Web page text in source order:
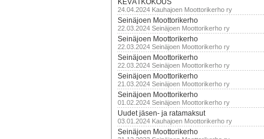
KEVÄTKOKOUS
24.04.2024 Kauhajoen Moottorikerho ry
Seinäjoen Moottorikerho
22.03.2024 Seinäjoen Moottorikerho ry
Seinäjoen Moottorikerho
22.03.2024 Seinäjoen Moottorikerho ry
Seinäjoen Moottorikerho
22.03.2024 Seinäjoen Moottorikerho ry
Seinäjoen Moottorikerho
21.03.2024 Seinäjoen Moottorikerho ry
Seinäjoen Moottorikerho
01.02.2024 Seinäjoen Moottorikerho ry
Uudet jäsen- ja ratamaksut
03.01.2024 Kauhajoen Moottorikerho ry
Seinäjoen Moottorikerho